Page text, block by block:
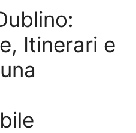
Itinerari e